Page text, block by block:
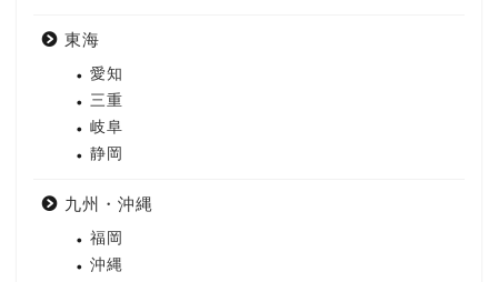
東海
愛知
三重
岐阜
静岡
九州・沖縄
福岡
沖縄